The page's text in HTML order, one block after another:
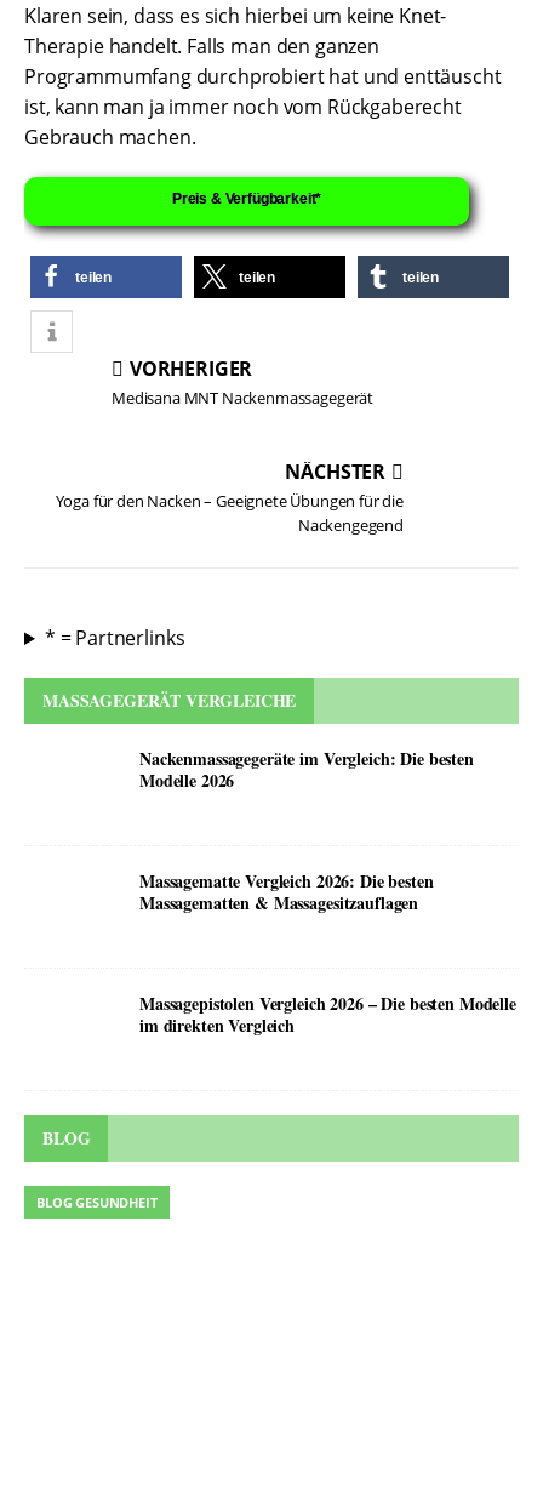
Klaren sein, dass es sich hierbei um keine Knet-
Therapie handelt. Falls man den ganzen
Programmumfang durchprobiert hat und enttäuscht
ist, kann man ja immer noch vom Rückgaberecht
Gebrauch machen.
Preis & Verfügbarkeit*
teilen teilen teilen
VORHERIGER
Medisana MNT Nackenmassagegerät
NÄCHSTER
Yoga für den Nacken – Geeignete Übungen für die
Nackengegend
* = Partnerlinks
MASSAGEGERÄT VERGLEICHE
Nackenmassagegeräte im Vergleich: Die besten
Modelle 2026
Massagematte Vergleich 2026: Die besten
Massagematten & Massagesitzauflagen
Massagepistolen Vergleich 2026 – Die besten Modelle
im direkten Vergleich
BLOG
BLOG GESUNDHEIT